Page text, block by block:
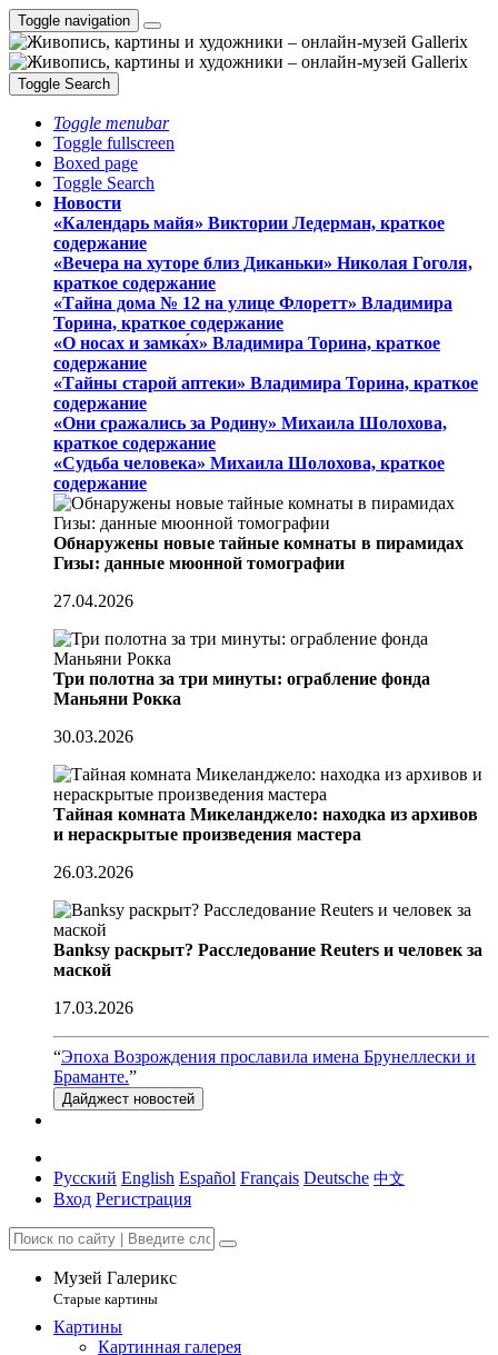
Toggle navigation
Toggle Search
Toggle menubar
Toggle fullscreen
Boxed page
Toggle Search
Новости
«Календарь майя» Виктории Ледерман, краткое
содержание
«Вечера на хуторе близ Диканьки» Николая Гоголя,
краткое содержание
«Тайна дома № 12 на улице Флоретт» Владимира
Торина, краткое содержание
«О носах и замка́х» Владимира Торина, краткое
содержание
«Тайны старой аптеки» Владимира Торина, краткое
содержание
«Они сражались за Родину» Михаила Шолохова,
краткое содержание
«Судьба человека» Михаила Шолохова, краткое
содержание
Обнаружены новые тайные комнаты в пирамидах
Гизы: данные мюонной томографии
27.04.2026
Три полотна за три минуты: ограбление фонда
Маньяни Рокка
30.03.2026
Тайная комната Микеланджело: находка из архивов
и нераскрытые произведения мастера
26.03.2026
Banksy раскрыт? Расследование Reuters и человек за
маской
17.03.2026
“Эпоха Возрождения прославила имена Брунеллески и
Браманте.”
Дайджест новостей
Русский English Español Français Deutsche 中文
Вход Регистрация
Музей Галерикс
Старые картины
Картины
Картинная галерея